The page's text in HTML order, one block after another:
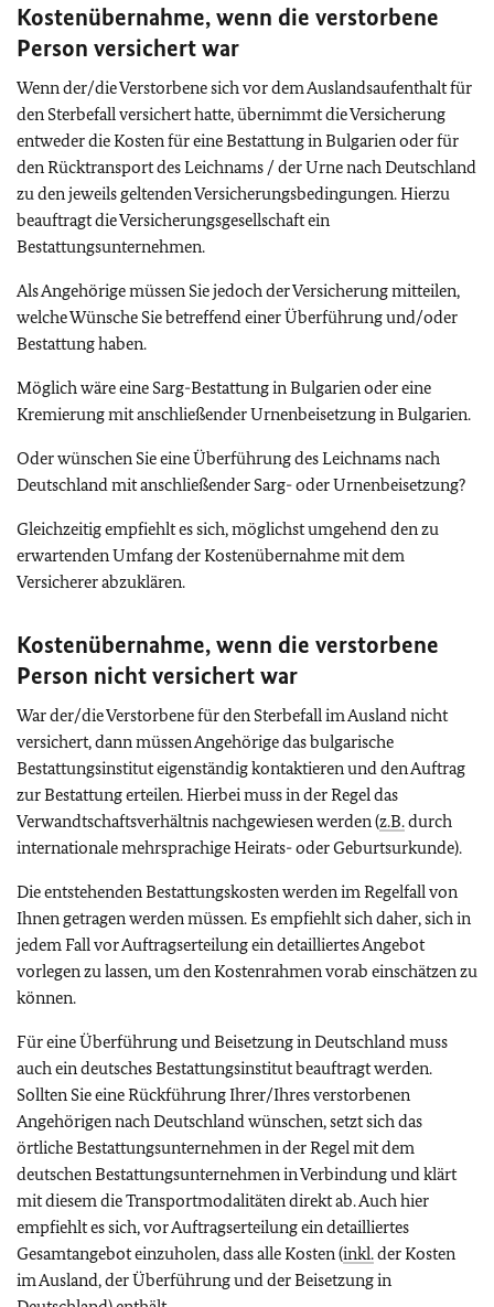
Kostenübernahme, wenn die verstorbene
Person versichert war
Wenn der/die Verstorbene sich vor dem Auslandsaufenthalt für
den Sterbefall versichert hatte, übernimmt die Versicherung
entweder die Kosten für eine Bestattung in Bulgarien oder für
den Rücktransport des Leichnams / der Urne nach Deutschland
zu den jeweils geltenden Versicherungsbedingungen. Hierzu
beauftragt die Versicherungsgesellschaft ein
Bestattungsunternehmen.
Als Angehörige müssen Sie jedoch der Versicherung mitteilen,
welche Wünsche Sie betreffend einer Überführung und/oder
Bestattung haben.
Möglich wäre eine Sarg-Bestattung in Bulgarien oder eine
Kremierung mit anschließender Urnenbeisetzung in Bulgarien.
Oder wünschen Sie eine Überführung des Leichnams nach
Deutschland mit anschließender Sarg- oder Urnenbeisetzung?
Gleichzeitig empfiehlt es sich, möglichst umgehend den zu
erwartenden Umfang der Kostenübernahme mit dem
Versicherer abzuklären.
Kostenübernahme, wenn die verstorbene
Person nicht versichert war
War der/die Verstorbene für den Sterbefall im Ausland nicht
versichert, dann müssen Angehörige das bulgarische
Bestattungsinstitut eigenständig kontaktieren und den Auftrag
zur Bestattung erteilen. Hierbei muss in der Regel das
Verwandtschaftsverhältnis nachgewiesen werden (z.B.durch
internationale mehrsprachige Heirats- oder Geburtsurkunde).
Die entstehenden Bestattungskosten werden im Regelfall von
Ihnen getragen werden müssen. Es empfiehlt sich daher, sich in
jedem Fall vor Auftragserteilung ein detailliertes Angebot
vorlegen zu lassen, um den Kostenrahmen vorab einschätzen zu
können.
Für eine Überführung und Beisetzung in Deutschland muss
auch ein deutsches Bestattungsinstitut beauftragt werden.
Sollten Sie eine Rückführung Ihrer/Ihres verstorbenen
Angehörigen nach Deutschland wünschen, setzt sich das
örtliche Bestattungsunternehmen in der Regel mit dem
deutschen Bestattungsunternehmen in Verbindung und klärt
mit diesem die Transportmodalitäten direkt ab. Auch hier
empfiehlt es sich, vor Auftragserteilung ein detailliertes
Gesamtangebot einzuholen, dass alle Kosten (inkl.der Kosten
im Ausland, der Überführung und der Beisetzung in